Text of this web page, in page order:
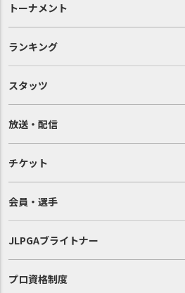
トーナメント
ランキング
スタッツ
放送・配信
チケット
会員・選手
JLPGAブライトナー
プロ資格制度